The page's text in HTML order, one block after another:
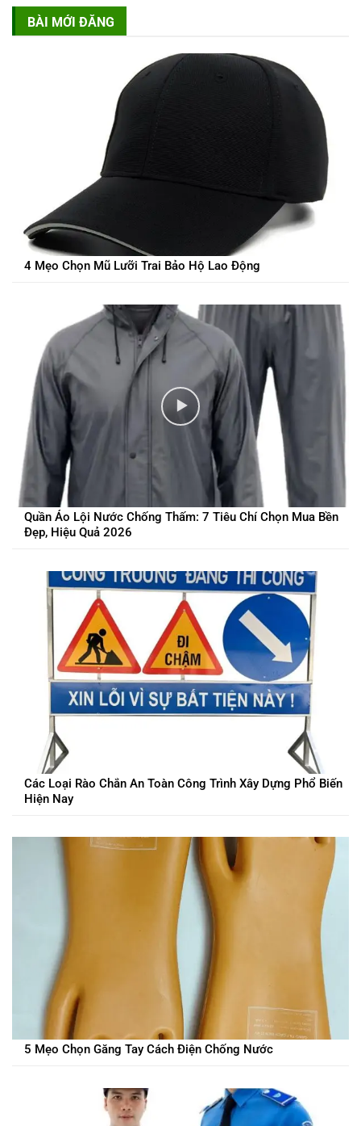
BÀI MỚI ĐĂNG
4 Mẹo Chọn Mũ Lưỡi Trai Bảo Hộ Lao Động
Quần Áo Lội Nước Chống Thấm: 7 Tiêu Chí Chọn Mua Bền
Đẹp, Hiệu Quả 2026
Các Loại Rào Chắn An Toàn Công Trình Xây Dựng Phổ Biến
Hiện Nay
5 Mẹo Chọn Găng Tay Cách Điện Chống Nước